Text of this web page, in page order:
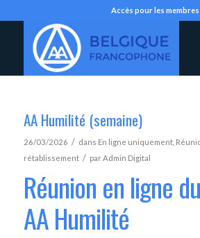
Accès pour les membres
AA Humilité (semaine)
26/03/2026 / dans En ligne uniquement,
rétablissement / parAdmin Digital
Réunion en ligne
AA Humilité